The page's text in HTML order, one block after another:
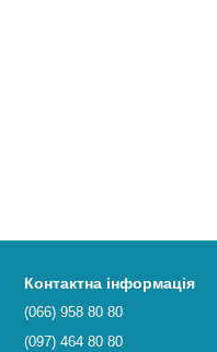
Контактна інформація
(066) 958 80 80
(097) 464 80 80